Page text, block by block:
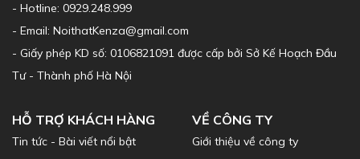
- Hotline: 0929.248.999
- Email: NoithatKenza@gmail.com
- Giấy phép KD số: 0106821091 được cấp bởi Sở Kế Hoạch Đầu
Tư - Thành phố Hà Nội
HỖ TRỢ KHÁCH HÀNG
Tin tức - Bài viết nổi bật
VỀ CÔNG TY
Giới thiệu về công ty